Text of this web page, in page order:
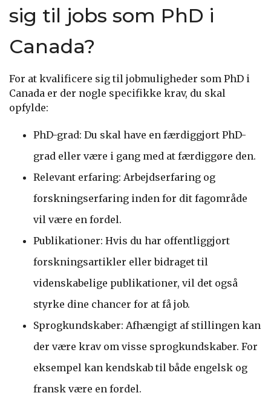
sig til jobs som PhD i
Canada?
For at kvalificere sig til jobmuligheder som PhD i
Canada er der nogle specifikke krav, du skal
opfylde:
PhD-grad: Du skal have en færdiggjort PhD-
grad eller være i gang med at færdiggøre den.
Relevant erfaring: Arbejdserfaring og
forskningserfaring inden for dit fagområde
vil være en fordel.
Publikationer: Hvis du har offentliggjort
forskningsartikler eller bidraget til
videnskabelige publikationer, vil det også
styrke dine chancer for at få job.
Sprogkundskaber: Afhængigt af stillingen kan
der være krav om visse sprogkundskaber. For
eksempel kan kendskab til både engelsk og
fransk være en fordel.